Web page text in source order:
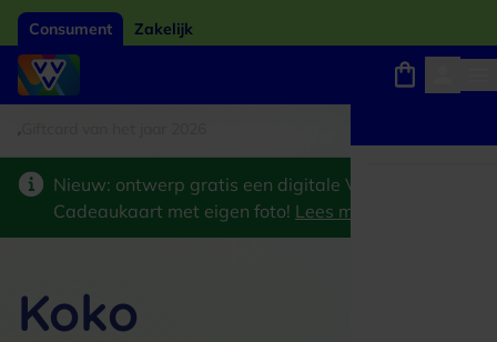
Consument Zakelijk
Nieuw: ontwerp gratis een digitale VVV
Cadeaukaart met eigen foto! Lees meer
Koko